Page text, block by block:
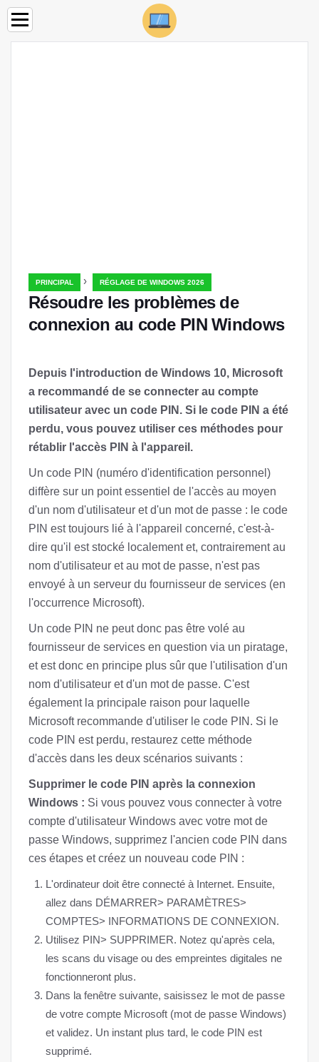
PRINCIPAL › RÉGLAGE DE WINDOWS 2026
Résoudre les problèmes de
connexion au code PIN Windows
Depuis l'introduction de Windows 10, Microsoft
a recommandé de se connecter au compte
utilisateur avec un code PIN. Si le code PIN a été
perdu, vous pouvez utiliser ces méthodes pour
rétablir l'accès PIN à l'appareil.
Un code PIN (numéro d'identification personnel)
diffère sur un point essentiel de l'accès au moyen
d'un nom d'utilisateur et d'un mot de passe : le code
PIN est toujours lié à l'appareil concerné, c'est-à-
dire qu'il est stocké localement et, contrairement au
nom d'utilisateur et au mot de passe, n'est pas
envoyé à un serveur du fournisseur de services (en
l'occurrence Microsoft).
Un code PIN ne peut donc pas être volé au
fournisseur de services en question via un piratage,
et est donc en principe plus sûr que l'utilisation d'un
nom d'utilisateur et d'un mot de passe. C'est
également la principale raison pour laquelle
Microsoft recommande d'utiliser le code PIN. Si le
code PIN est perdu, restaurez cette méthode
d'accès dans les deux scénarios suivants :
Supprimer le code PIN après la connexion
Windows : Si vous pouvez vous connecter à votre
compte d'utilisateur Windows avec votre mot de
passe Windows, supprimez l'ancien code PIN dans
ces étapes et créez un nouveau code PIN :
L'ordinateur doit être connecté à Internet. Ensuite,
allez dans DÉMARRER> PARAMÈTRES>
COMPTES> INFORMATIONS DE CONNEXION.
Utilisez PIN> SUPPRIMER. Notez qu'après cela,
les scans du visage ou des empreintes digitales ne
fonctionneront plus.
Dans la fenêtre suivante, saisissez le mot de passe
de votre compte Microsoft (mot de passe Windows)
et validez. Un instant plus tard, le code PIN est
supprimé.